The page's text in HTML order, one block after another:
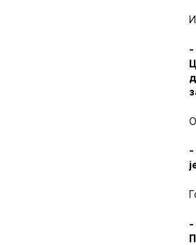
-
-
-